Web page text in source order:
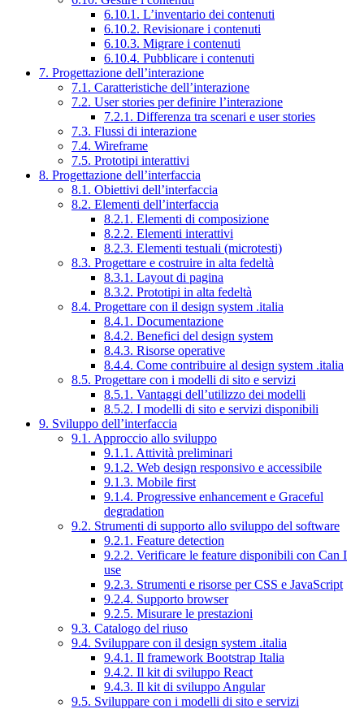
6.10.1. L’inventario dei contenuti
6.10.2. Revisionare i contenuti
6.10.3. Migrare i contenuti
6.10.4. Pubblicare i contenuti
7. Progettazione dell’interazione
7.1. Caratteristiche dell’interazione
7.2. User stories per definire l’interazione
7.2.1. Differenza tra scenari e user stories
7.3. Flussi di interazione
7.4. Wireframe
7.5. Prototipi interattivi
8. Progettazione dell’interfaccia
8.1. Obiettivi dell’interfaccia
8.2. Elementi dell’interfaccia
8.2.1. Elementi di composizione
8.2.2. Elementi interattivi
8.2.3. Elementi testuali (microtesti)
8.3. Progettare e costruire in alta fedeltà
8.3.1. Layout di pagina
8.3.2. Prototipi in alta fedeltà
8.4. Progettare con il design system .italia
8.4.1. Documentazione
8.4.2. Benefici del design system
8.4.3. Risorse operative
8.4.4. Come contribuire al design system .italia
8.5. Progettare con i modelli di sito e servizi
8.5.1. Vantaggi dell’utilizzo dei modelli
8.5.2. I modelli di sito e servizi disponibili
9. Sviluppo dell’interfaccia
9.1. Approccio allo sviluppo
9.1.1. Attività preliminari
9.1.2. Web design responsivo e accessibile
9.1.3. Mobile first
9.1.4. Progressive enhancement e Graceful
degradation
9.2. Strumenti di supporto allo sviluppo del software
9.2.1. Feature detection
9.2.2. Verificare le feature disponibili con Can I
use
9.2.3. Strumenti e risorse per CSS e JavaScript
9.2.4. Supporto browser
9.2.5. Misurare le prestazioni
9.3. Catalogo del riuso
9.4. Sviluppare con il design system .italia
9.4.1. Il framework Bootstrap Italia
9.4.2. Il kit di sviluppo React
9.4.3. Il kit di sviluppo Angular
9.5. Sviluppare con i modelli di sito e servizi